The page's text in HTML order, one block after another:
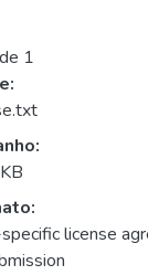
1
license